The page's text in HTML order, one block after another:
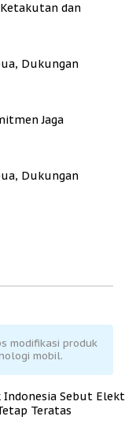
dan
Dukungan
Jaga
Dukungan
modifikasi produk
mobil.
Sebut
Teratas